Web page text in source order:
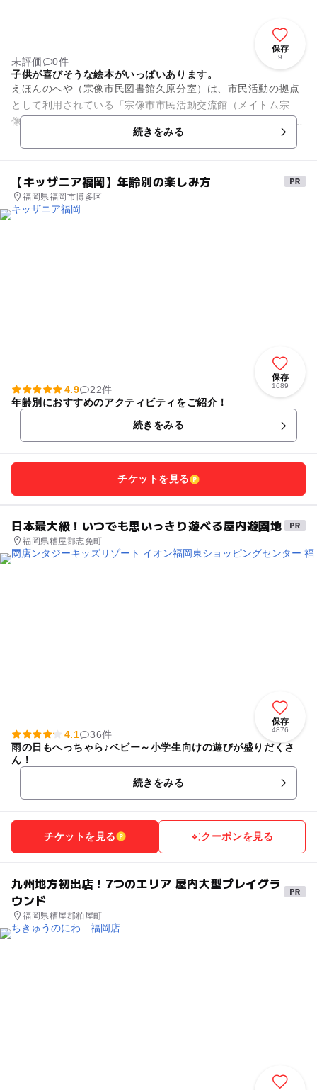
保存
9
未評価
0件
子供が喜びそうな絵本がいっぱいあります。
えほんのへや（宗像市民図書館久原分室）は、市民活動の拠点
として利用されている「宗像市市民活動交流館（メイトム宗
像）」の中にある子ども向けの小さな図書館です。 赤ちゃんか
続きをみる
【キッザニア福岡】年齢別の楽しみ方
福岡県福岡市博多区
保存
1689
4.9
22件
年齢別におすすめのアクティビティをご紹介！
続きをみる
チケットを見る
日本最大級！いつでも思いっきり遊べる屋内遊園地
福岡県糟屋郡志免町
保存
4876
4.1
36件
雨の日もへっちゃら♪ベビー～小学生向けの遊びが盛りだくさ
ん！
続きをみる
チケットを見る クーポンを見る
九州地方初出店！7つのエリア 屋内大型プレイグラ
ウンド
福岡県糟屋郡粕屋町